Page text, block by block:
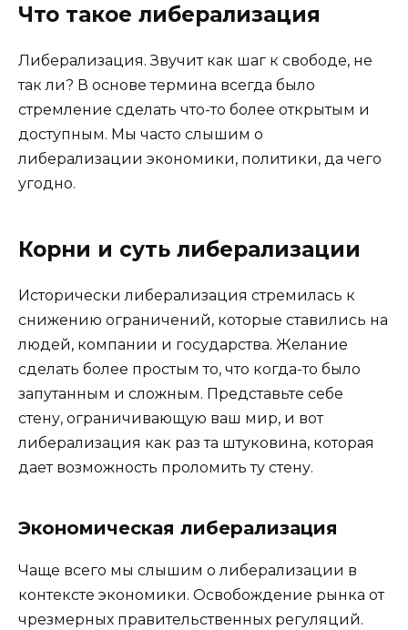
Что такое либерализация
Либерализация. Звучит как шаг к свободе, не
так ли? В основе термина всегда было
стремление сделать что-то более открытым и
доступным. Мы часто слышим о
либерализации экономики, политики, да чего
угодно.
Корни и суть либерализации
Исторически либерализация стремилась к
снижению ограничений, которые ставились на
людей, компании и государства. Желание
сделать более простым то, что когда-то было
запутанным и сложным. Представьте себе
стену, ограничивающую ваш мир, и вот
либерализация как раз та штуковина, которая
дает возможность проломить ту стену.
Экономическая либерализация
Чаще всего мы слышим о либерализации в
контексте экономики. Освобождение рынка от
чрезмерных правительственных регуляций.